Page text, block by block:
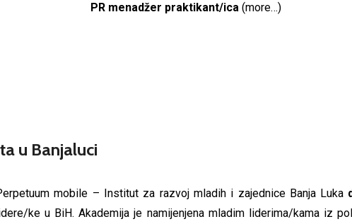
PR menadžer praktikant/ica (more…)
u Banjaluci
mobile – Institut za razvoj mladih i zajednice Banja Luka
ke u BiH. Akademija je namijenjena mladim liderima/kama iz